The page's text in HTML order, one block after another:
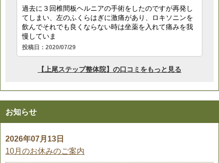
お知らせ
2026年07月13日
10月のお休みのご案内